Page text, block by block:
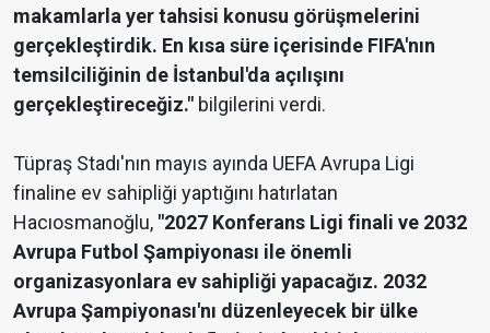
makamlarla yer tahsisi konusu görüşmelerini
gerçekleştirdik. En kısa süre içerisinde FIFA'nın
temsilciliğinin de İstanbul'da açılışını
gerçekleştireceğiz." bilgilerini verdi.
Tüpraş Stadı'nın mayıs ayında UEFA Avrupa Ligi
finaline ev sahipliği yaptığını hatırlatan
Hacıosmanoğlu, "2027 Konferans Ligi finali ve 2032
Avrupa Futbol Şampiyonası ile önemli
organizasyonlara ev sahipliği yapacağız. 2032
Avrupa Şampiyonası'nı düzenleyecek bir ülke